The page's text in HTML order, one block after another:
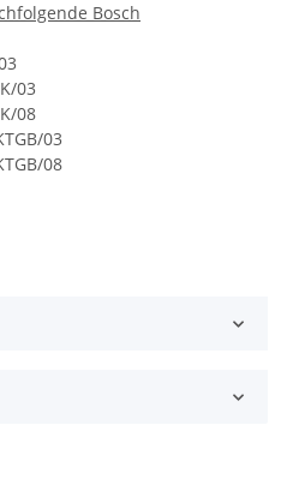
Bosch
03
08
03
08